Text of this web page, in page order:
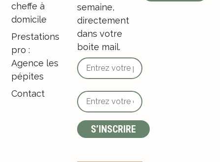
cheffe à
domicile
Prestations
pro :
Agence les
pépites
Contact
semaine,
directement
dans votre
boite mail.